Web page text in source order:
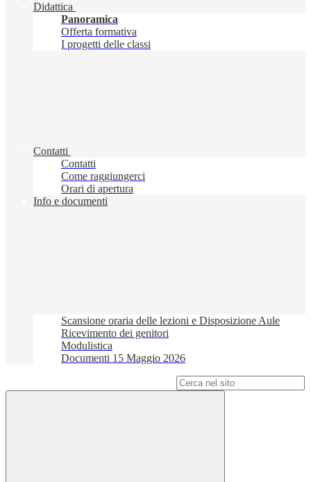
Didattica
Panoramica
Offerta formativa
I progetti delle classi
Contatti
Contatti
Come raggiungerci
Orari di apertura
Info e documenti
Scansione oraria delle lezioni e Disposizione Aule
Ricevimento dei genitori
Modulistica
Documenti 15 Maggio 2026